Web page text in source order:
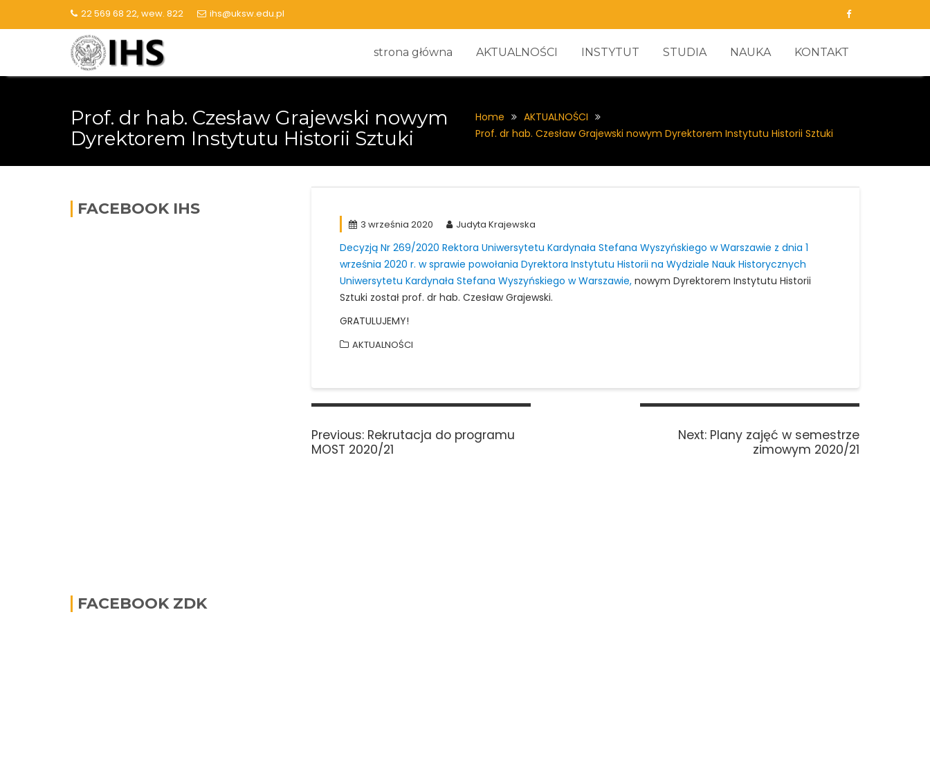
22 569 68 22, wew. 822 ihs@uksw.edu.pl
strona główna AKTUALNOŚCI INSTYTUT STUDIA NAUKA KONTAKT
Prof. dr hab. Czesław Grajewski nowym
Dyrektorem Instytutu Historii Sztuki
Home
AKTUALNOŚCI
Prof. dr hab. Czesław Grajewski nowym Dyrektorem Instytutu Historii Sztuki
3 września 2020 Judyta Krajewska
Decyzją Nr 269/2020 Rektora Uniwersytetu Kardynała Stefana Wyszyńskiego w Warszawie z dnia 1
września 2020 r. w sprawie powołania Dyrektora Instytutu Historii na Wydziale Nauk Historycznych
Uniwersytetu Kardynała Stefana Wyszyńskiego w Warszawie, nowym Dyrektorem Instytutu Historii
Sztuki został prof. dr hab. Czesław Grajewski.
GRATULUJEMY!
AKTUALNOŚCI
Nawigacja
Previous: Previous
post:
Rekrutacja do programu
MOST 2020/21
Next: Next
Plany zajęć w semestrze
zimowym 2020/21
FACEBOOK IHS
FACEBOOK ZDK